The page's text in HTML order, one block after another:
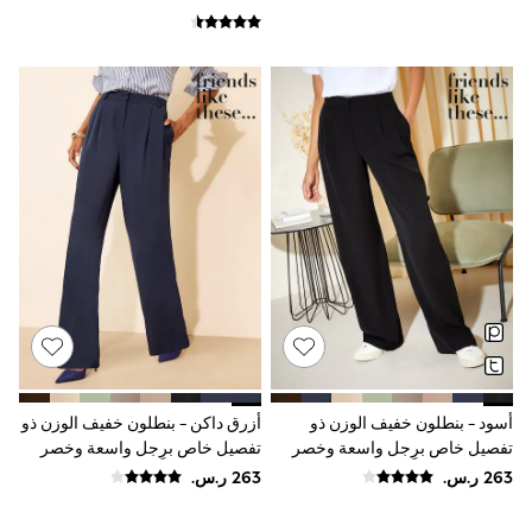
Boys' Holiday Shop
Boys' Travel Styles
Sunset Styles
Occasionwear
Sets & Outfits
Linen Collection
Tops & T-Shirts
Shirts
Polo Shirts
Swimwear
Shorts
Sandals & Clogs
Sun Safe
Rash Vests
Sunglasses
Baby Holiday Shop
Baby Summer Nightwear
Occasionwear
Dresses
أسود - بنطلون خفيف الوزن ذو
تفصيل خاص برِجل واسعة وخصر
أزرق داكن - بنطلون خفيف الوزن ذو
تفصيل خاص برِجل واسعة وخصر